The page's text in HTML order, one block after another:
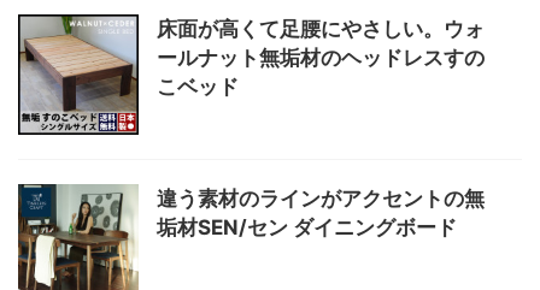
床面が高くて足腰にやさしい。ウォ
ールナット無垢材のヘッドレスすの
こベッド
違う素材のラインがアクセントの無
垢材SEN/セン ダイニングボード